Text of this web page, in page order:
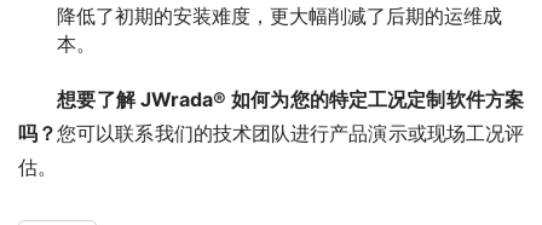
降低了初期的安装难度，更大幅削减了后期的运维成
本。
想要了解 JWrada® 如何为您的特定工况定制软件方案
吗？您可以联系我们的技术团队进行产品演示或现场工况评
估。